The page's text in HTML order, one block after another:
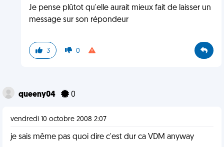
Je pense plûtot qu'elle aurait mieux fait de laisser un
message sur son répondeur
3 0
queeny04 0
vendredi 10 octobre 2008 2:07
je sais même pas quoi dire c'est dur ca VDM anyway